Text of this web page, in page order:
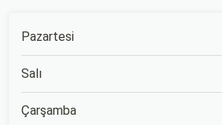
Pazartesi
Salı
Çarşamba